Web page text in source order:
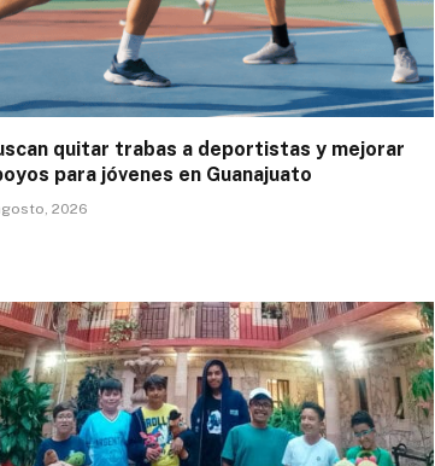
quitar trabas a deportistas y mejorar
para jóvenes en Guanajuato
2026